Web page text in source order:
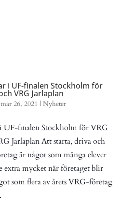
i UF-finalen Stockholm för
VRG Jarlaplan
mar 26, 2021 | Nyheter
UF-finalen Stockholm för VRG
Jarlaplan Att starta, driva och
är något som många elever
extra mycket när företaget blir
som flera av årets VRG-företag